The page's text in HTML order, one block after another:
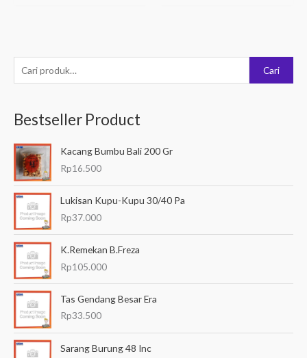
e
c
r
a
u
n
u
Cari
Bestseller Product
Kacang Bumbu Bali 200 Gr
Rp16.500
Lukisan Kupu-Kupu 30/40 Pa
Rp37.000
K.Remekan B.Freza
Rp105.000
Tas Gendang Besar Era
Rp33.500
Sarang Burung 48 Inc